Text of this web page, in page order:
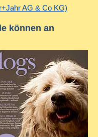
AG & Co KG)
können an